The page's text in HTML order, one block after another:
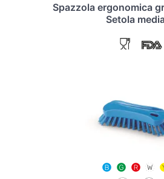
Spazzola ergonomica
Setola